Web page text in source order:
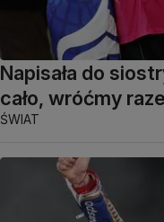
Napisała do
cało, wróćmy
ŚWIAT